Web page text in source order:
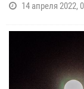
14 апреля 2022,